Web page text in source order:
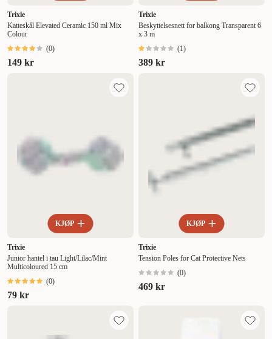
Trixie
Katteskål Elevated Ceramic 150 ml Mix
Colour
(0)
149 kr
Trixie
Beskyttelsesnett for balkong Transparent 6
x 3 m
(1)
389 kr
KJØP
Trixie
Junior hantel i tau Light/Lilac/Mint
Multicoloured 15 cm
(0)
79 kr
KJØP
Trixie
Tension Poles for Cat Protective Nets
(0)
469 kr